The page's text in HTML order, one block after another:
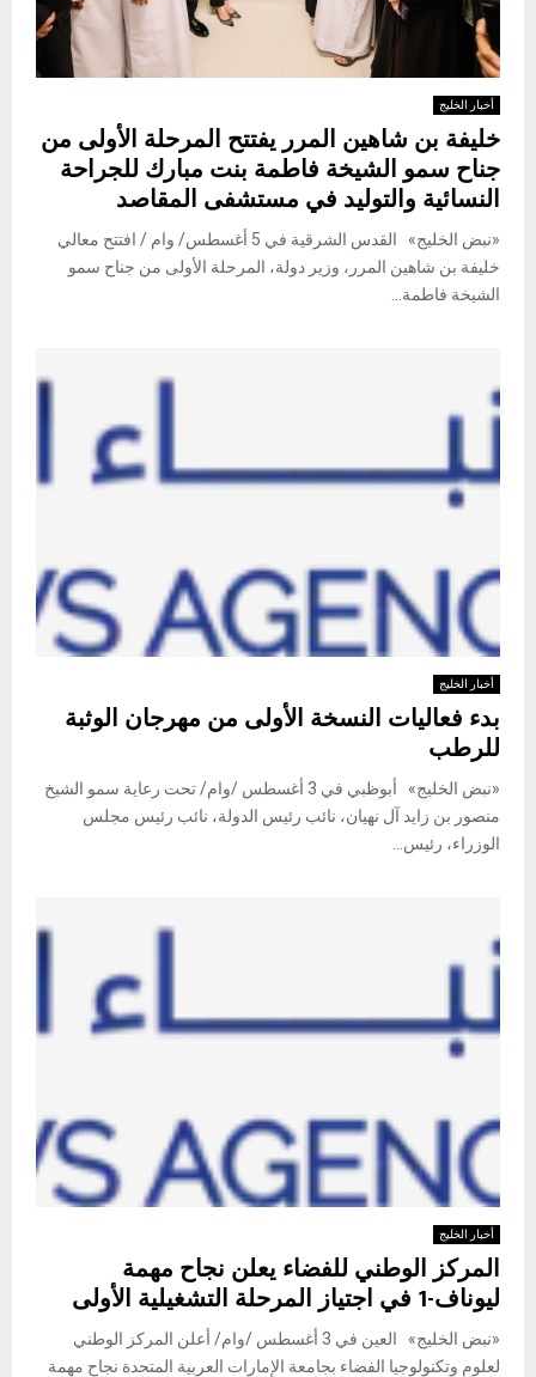
أخبار الخليج
خليفة بن شاهين المرر يفتتح المرحلة الأولى من
جناح سمو الشيخة فاطمة بنت مبارك للجراحة
النسائية والتوليد في مستشفى المقاصد
«نبض الخليج» القدس الشرقية في 5 أغسطس/ وام / افتتح معالي
خليفة بن شاهين المرر، وزير دولة، المرحلة الأولى من جناح سمو
الشيخة فاطمة...
أخبار الخليج
بدء فعاليات النسخة الأولى من مهرجان الوثبة
للرطب
«نبض الخليج» أبوظبي في 3 أغسطس /وام/ تحت رعاية سمو الشيخ
منصور بن زايد آل نهيان، نائب رئيس الدولة، نائب رئيس مجلس
الوزراء، رئيس...
أخبار الخليج
المركز الوطني للفضاء يعلن نجاح مهمة
ليوناف-1 في اجتياز المرحلة التشغيلية الأولى
«نبض الخليج» العين في 3 أغسطس /وام/ أعلن المركز الوطني
لعلوم وتكنولوجيا الفضاء بجامعة الإمارات العربية المتحدة نجاح مهمة